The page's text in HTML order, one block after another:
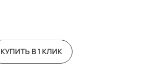
КУПИТЬ В 1 КЛИК